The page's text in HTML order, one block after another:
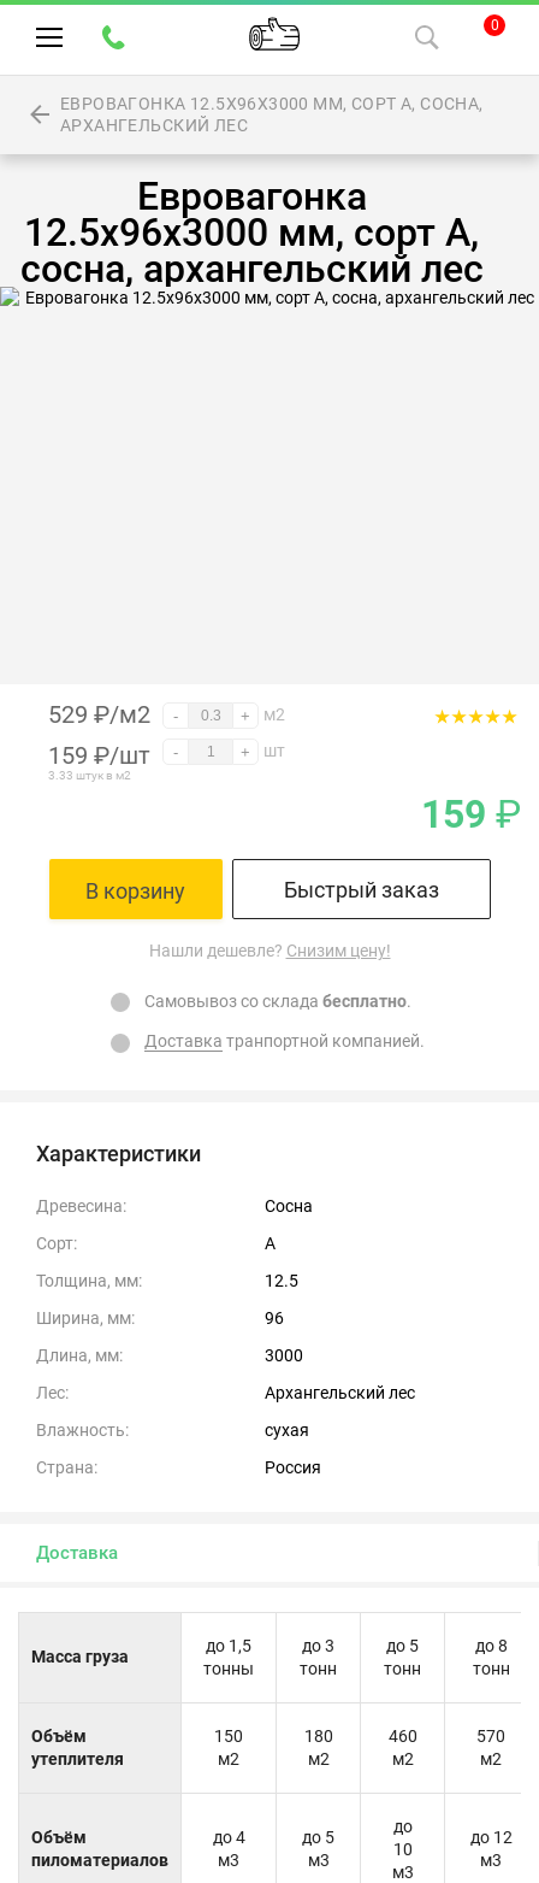
0
ЕВРОВАГОНКА 12.5Х96Х3000 ММ, СОРТ А, СОСНА,
АРХАНГЕЛЬСКИЙ ЛЕС
Евровагонка
12.5х96х3000 мм, сорт А,
сосна, архангельский лес
Характеристики
Древесина:
Сосна
Сорт:
А
Толщина, мм:
12.5
Ширина, мм:
96
Длина, мм:
3000
Лес:
Архангельский лес
Влажность:
сухая
Страна:
Россия
529 ₽/м2 - + м2
159 ₽/шт
3.33 штук в м2
- + шт
159 ₽
В корзину Быстрый заказ
Нашли дешевле? Снизим цену!
Самовывоз со склада бесплатно.
Доставка транпортной компанией.
Доставка
Масса груза
до 1,5
тонны
до 3
тонн
до 5
тонн
до 8
тонн
Объём
утеплителя
150
м2
180
м2
460
м2
570
м2
Объём
пиломатериалов
до 4
м3
до 5
м3
до
10
м3
до 12
м3